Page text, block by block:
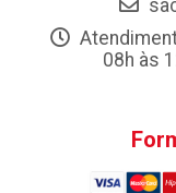
08h às